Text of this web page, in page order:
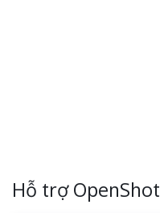
Hỗ trợ OpenShot